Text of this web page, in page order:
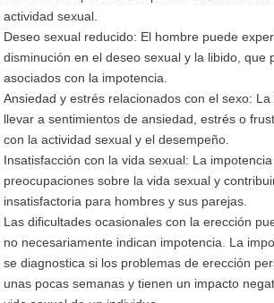
actividad sexual.
Deseo sexual reducido: El hombre puede
disminución en el deseo sexual y la libido, que
asociados con la impotencia.
Ansiedad y estrés relacionados con el sexo:
llevar a sentimientos de ansiedad, estrés o
con la actividad sexual y el desempeño.
Insatisfacción con la vida sexual: La
preocupaciones sobre la vida sexual y
insatisfactoria para hombres y sus parejas.
Las dificultades ocasionales con la erección
no necesariamente indican impotencia. La
se diagnostica si los problemas de erección
unas pocas semanas y tienen un impacto